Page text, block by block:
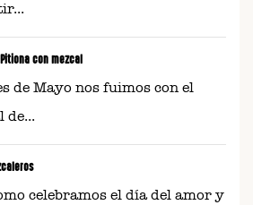
con mezcal
de Mayo nos fuimos con el
de...
celebramos el día del amor y